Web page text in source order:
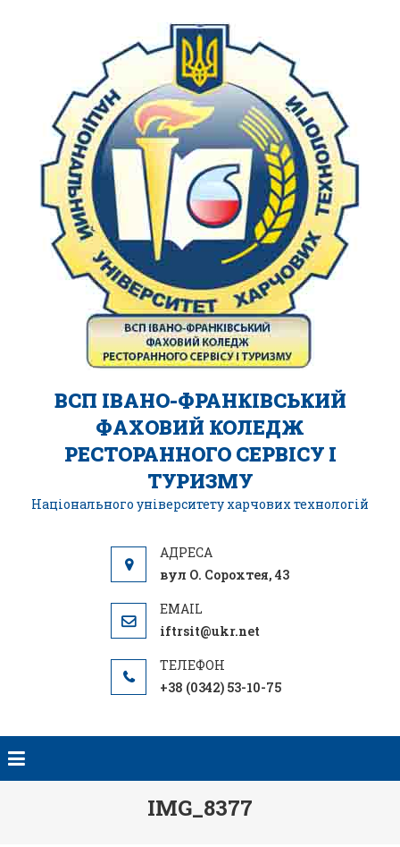
ВСП ІВАНО-ФРАНКІВСЬКИЙ
ФАХОВИЙ КОЛЕДЖ
РЕСТОРАННОГО СЕРВІСУ І
ТУРИЗМУ
Національного університету харчових технологій
вул О. Сорохтея, 43
iftrsit@ukr.net
+38 (0342) 53-10-75
IMG_8377